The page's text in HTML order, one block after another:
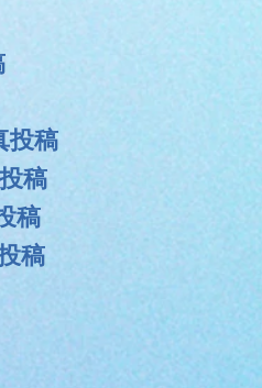
投稿
稿
稿
稿